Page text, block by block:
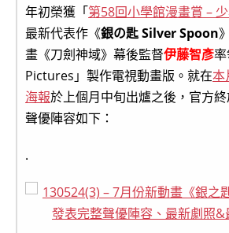
年初榮獲「第58回小學館漫畫賞 –
最新代表作《銀の匙 Silver Spoon
畫《刀劍神域》幕後監督伊藤智彥率
Pictures」製作電視動畫版。就在本
海報於上個月中旬出爐之後，官方
聲優陣容如下：
.